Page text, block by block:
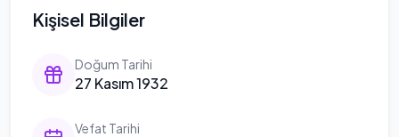
Kişisel Bilgiler
Doğum Tarihi
27 Kasım 1932
Vefat Tarihi